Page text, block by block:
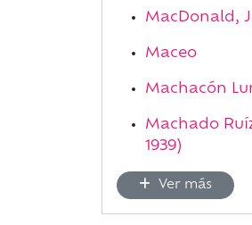
MacDonald,
Maceo
Machacón
Machado
1939)
Ver más